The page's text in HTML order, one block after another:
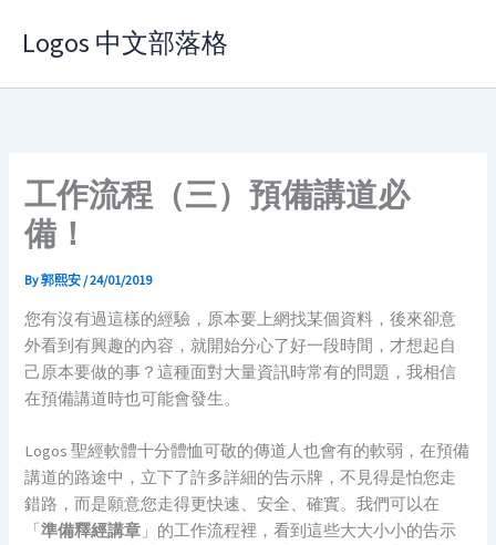
Logos 中文部落格
工作流程（三）預備講道必
備！
By郭熙安/24/01/2019
您有沒有過這樣的經驗，原本要上網找某個資料，後來卻意
外看到有興趣的內容，就開始分心了好一段時間，才想起自
己原本要做的事？這種面對大量資訊時常有的問題，我相信
在預備講道時也可能會發生。
Logos 聖經軟體十分體恤可敬的傳道人也會有的軟弱，在預備
講道的路途中，立下了許多詳細的告示牌，不見得是怕您走
錯路，而是願意您走得更快速、安全、確實。我們可以在
「準備釋經講章 」的工作流程裡，看到這些大大小小的告示